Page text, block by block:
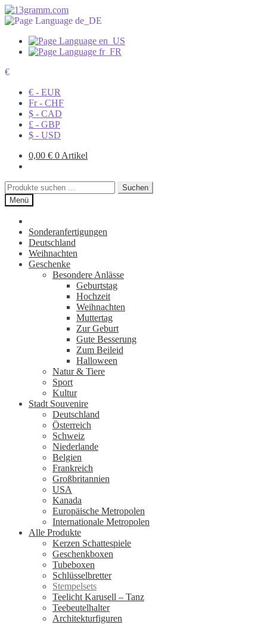
€
€ - EUR
Fr - CHF
$ - CAD
£ - GBP
$ - USD
0,00 € 0 Artikel
Suchen
nach:
Suchen
Menü
Sonderanfertigungen
Deutschland
Weihnachten
Geschenke
Besondere Anlässe
Geburtstag
Hochzeit
Weihnachten
Muttertag
Zur Geburt
Gute Besserung
Zum Beileid
Halloween
Natur & Tiere
Sport
Kultur
Stadt Souvenire
Deutschland
Österreich
Schweiz
Niederlande
Belgien
Frankreich
Großbritannien
USA
Kanada
Europäische Metropolen
Internationale Metropolen
Alle Produkte
Kerzen Schattespiele
Geschenkboxen
Tubeboxen
Schlüsselbretter
Stempelsets
Teelicht Karusell – Tanz
Teebeutelhalter
Architekturfiguren